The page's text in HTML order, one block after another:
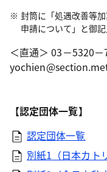
封筒に「処遇改善等
申請について」と御記
＜直通＞ 03－5320
【認定団体一覧】
認定団体一覧
別紙1（日本カト